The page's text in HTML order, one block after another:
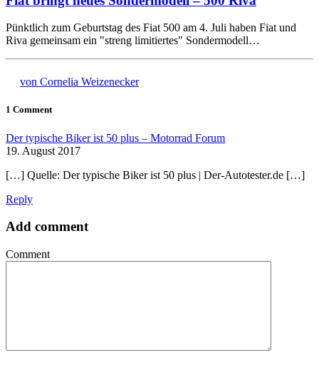
Pünktlich zum Geburtstag des Fiat 500 am 4. Juli haben Fiat und
Riva gemeinsam ein "streng limitiertes" Sondermodell…
von Cornelia Weizenecker
1 Comment
Der typische Biker ist 50 plus – Motorrad Forum
19. August 2017
[…] Quelle: Der typische Biker ist 50 plus | Der-Autotester.de […]
Reply
Add comment
Comment